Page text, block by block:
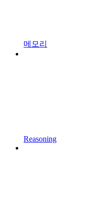
메모리
Reasoning